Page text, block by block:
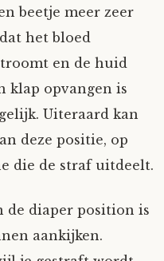
beetje meer zeer
het bloed
en de huid
klap opvangen is
Uiteraard kan
deze positie, op
die de straf uitdeelt.
de diaper position is
aankijken.